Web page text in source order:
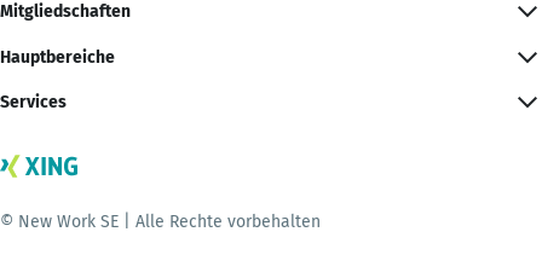
Mitgliedschaften
Hauptbereiche
Services
© New Work SE | Alle Rechte vorbehalten